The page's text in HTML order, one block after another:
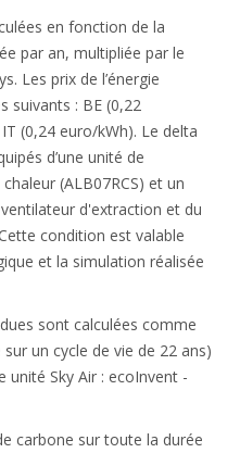
en fonction de la
par an, multipliée par le
Les prix de l’énergie
suivants : BE (0,22
(0,24 euro/kWh). Le delta
d’une unité de
(ALB07RCS) et un
d'extraction et du
condition est valable
et la simulation réalisée
sont calculées comme
sur un cycle de vie de 22 ans)
unité Sky Air : ecoInvent -
carbone sur toute la durée